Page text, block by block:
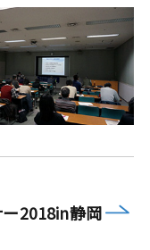
ー2018in静岡